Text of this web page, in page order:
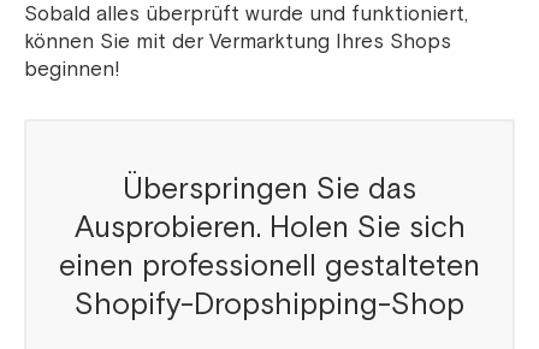
Sobald alles überprüft wurde und funktioniert,
können Sie mit der Vermarktung Ihres Shops
beginnen!
Überspringen Sie das
Ausprobieren. Holen Sie sich
einen professionell gestalteten
Shopify-Dropshipping-Shop